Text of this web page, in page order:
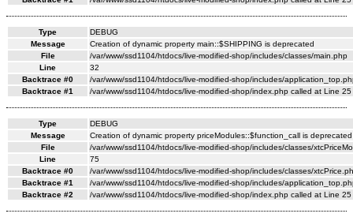
Type
DEBUG
Message
Creation of dynamic property main::$SHIPPING is deprecated
File
/var/www/ssd1104/htdocs/live-modified-shop/includes/classes/main.php
Line
32
Backtrace #0
/var/www/ssd1104/htdocs/live-modified-shop/includes/
Backtrace #1
/var/www/ssd1104/htdocs/live-modified-shop/index.php called at Line 25
Type
DEBUG
Message
Creation of dynamic property priceModules::$function_call is deprecated
File
/var/www/ssd1104/htdocs/live-modified-shop/includes/classes/
Line
75
Backtrace #0
/var/www/ssd1104/htdocs/live-modified-shop/includes/classes/
Backtrace #1
/var/www/ssd1104/htdocs/live-modified-shop/includes/
Backtrace #2
/var/www/ssd1104/htdocs/live-modified-shop/index.php called at Line 25